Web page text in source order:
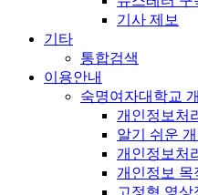
기사 제보
기타
통합검색
이용안내
숙명여자대학교
개인정보처
알기 쉬운
개인정보처
개인정보 목
고정형 영상